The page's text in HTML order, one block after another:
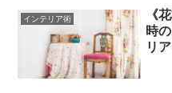
インテリア術
《
時
リ